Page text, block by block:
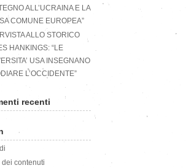
ALL’UCRAINA E LA
COMUNE EUROPEA”
ALLO STORICO
HANKINGS: “LE
USA INSEGNANO
L’OCCIDENTE”
recenti
dei contenuti